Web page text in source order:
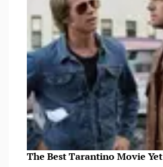
The Best Tarantino Movie Yet